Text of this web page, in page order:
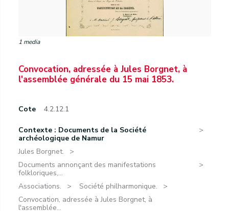
1 media
Convocation, adressée à Jules Borgnet, à
l'assemblée générale du 15 mai 1853.
Cote 4.2.12.1
Contexte : Documents de la Société
archéologique de Namur
Jules Borgnet.
Documents annonçant des manifestations
folkloriques,...
Associations.
Société philharmonique.
Convocation, adressée à Jules Borgnet, à
l'assemblée...